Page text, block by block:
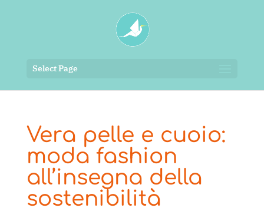
Select Page
Vera pelle e cuoio:
moda fashion
all’insegna della
sostenibilità